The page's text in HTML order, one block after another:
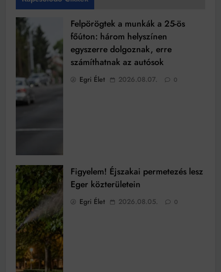
Felpörögtek a munkák a 25-ös
főúton: három helyszínen
egyszerre dolgoznak, erre
számíthatnak az autósok
Egri Élet 2026.08.07. 0
Figyelem! Éjszakai permetezés lesz
Eger közterületein
Egri Élet 2026.08.05. 0